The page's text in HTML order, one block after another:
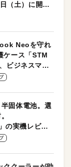
（土）に開催
Neoを守れ
ケース「STM
ビジネスマン
固体電池。選
の実機レビュ